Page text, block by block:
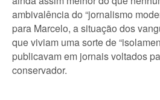
ambivalência do “jornalismo
para Marcelo, a situação dos
que viviam uma sorte de
publicavam em jornais voltados
conservador.